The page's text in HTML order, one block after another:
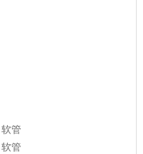
软管
软管